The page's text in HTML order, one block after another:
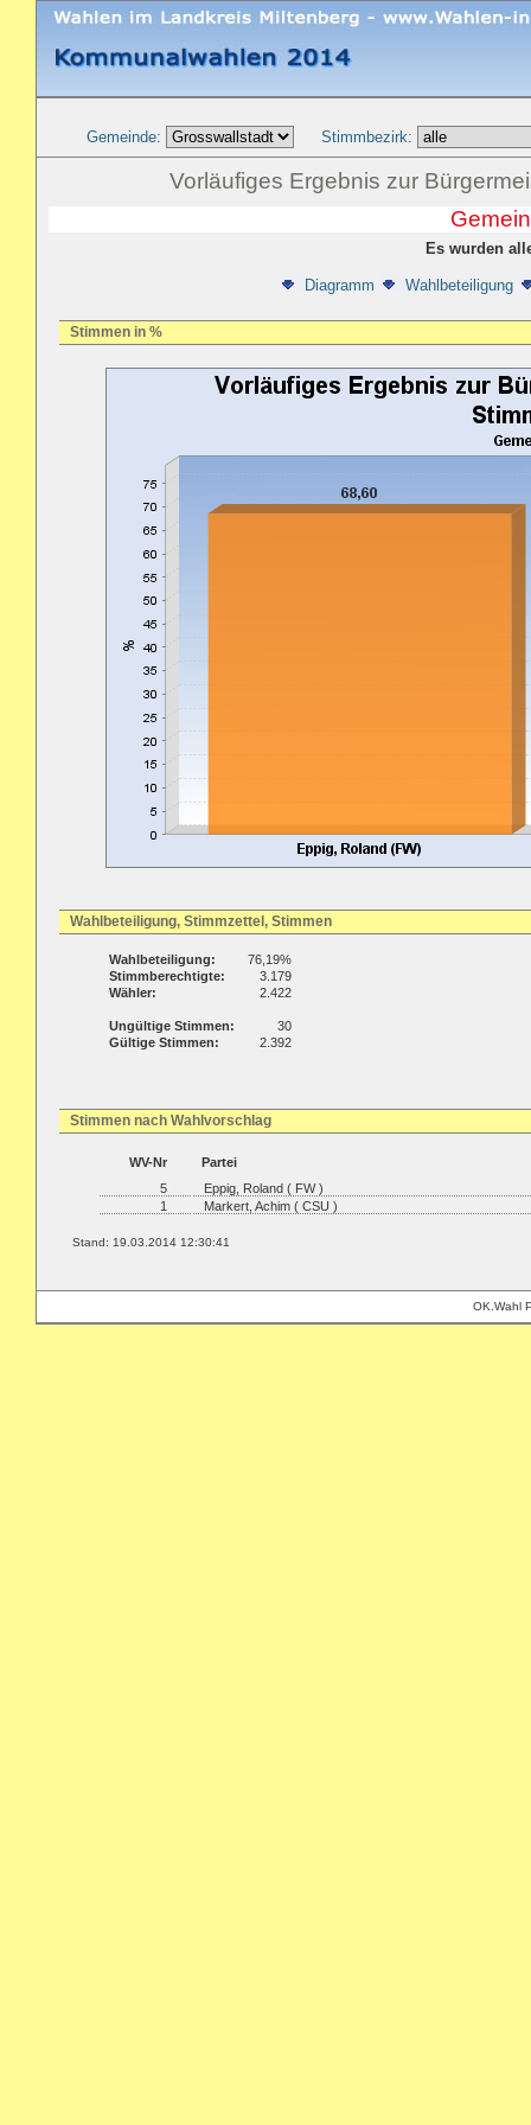
Gemeinde: Stimmbezirk:
Vorläufiges Ergebnis zur
Es wurden
Diagramm Wahlbeteiligung
Stimmen in %
Wahlbeteiligung, Stimmzettel, Stimmen
Wahlbeteiligung:
76,19%
Stimmberechtigte:
3.179
Wähler:
2.422
Ungültige Stimmen:
30
Gültige Stimmen:
2.392
Stimmen nach Wahlvorschlag
WV-Nr
Partei
5
Eppig, Roland ( FW )
1
Markert, Achim ( CSU )
Stand: 19.03.2014 12:30:41
OK.Wahl